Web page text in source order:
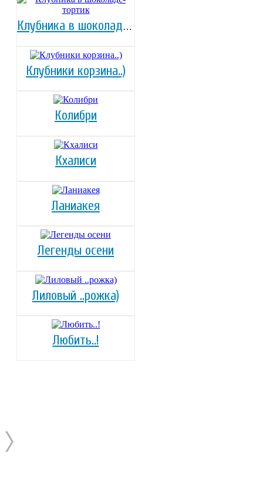
Клубника в шоколаде-тортик
Клубники корзина..)
Колибри
Кхалиси
Ланиакея
Легенды осени
Лиловый ..рожка)
Любить..!